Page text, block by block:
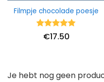
Filmpje chocolade poesje
Waardering
€17.50
Je hebt nog geen